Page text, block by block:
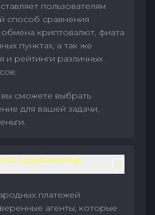
пользователям
способ сравнения
обмена криптовалют, фиата
пунктах, а так же
и рейтинги различных
сможете выбрать
для вашей задачи,
зарубежному
платежей
агенты, которые